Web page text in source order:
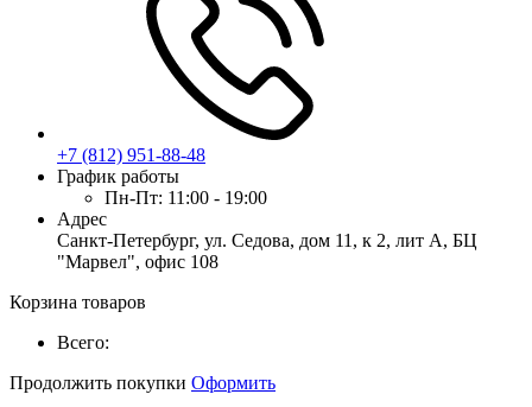
+7 (812) 951-88-48
График работы
Пн-Пт: 11:00 - 19:00
Адрес
Санкт-Петербург, ул. Седова, дом 11, к 2, лит А, БЦ
"Марвел", офис 108
Корзина товаров
Всего:
Продолжить покупки Оформить